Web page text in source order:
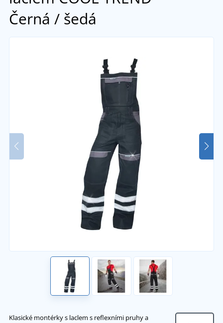
Černá / šedá
Klasické montérky s laclem s reflexními pruhy a